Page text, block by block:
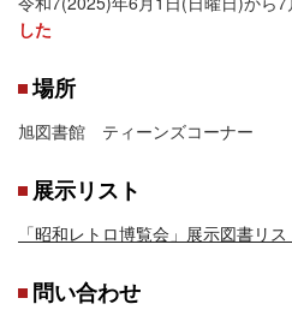
した
場所
旭図書館 ティーンズコーナー
展示リスト
「昭和レトロ博覧会」展示図書リ
問い合わせ